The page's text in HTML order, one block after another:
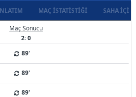
MAÇ İSTATISTIĞI SAHA İÇI
Maç Sonucu
2: 0
89'
89'
89'